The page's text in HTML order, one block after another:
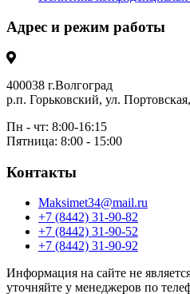
Адрес и режим работы
400038 г.Волгоград
р.п. Горьковский, ул.
Пн - чт: 8:00-16:15
Пятница: 8:00 - 15:00
Контакты
Maksimet34@mail.ru
+7 (8442) 31-90-82
+7 (8442) 31-90-52
+7 (8442) 31-90-92
Информация на сайте не
уточняйте у менеджеров по